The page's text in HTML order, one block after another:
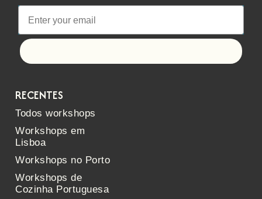
RECENTES
Todos workshops
Workshops em
Lisboa
Workshops no Porto
Workshops de
Cozinha Portuguesa